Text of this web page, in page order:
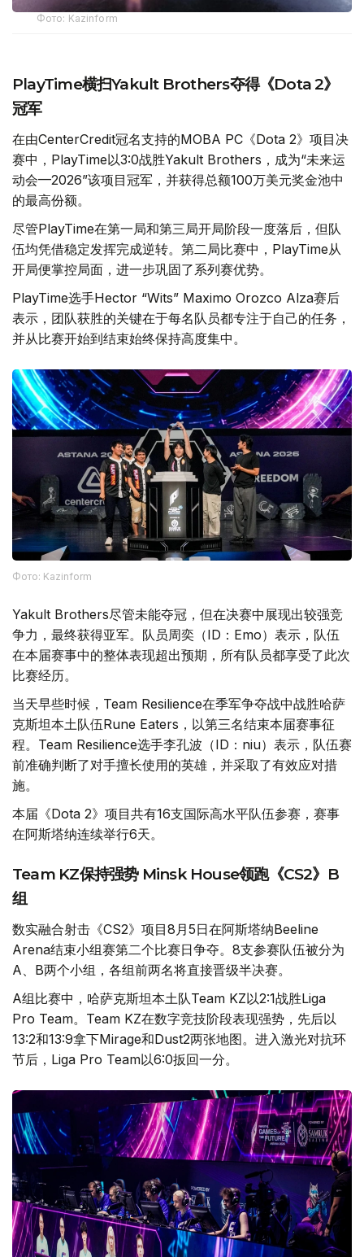
Фото: Kazinform
PlayTime横扫Yakult Brothers夺得《Dota 2》
冠军
在由CenterCredit冠名支持的MOBA PC《Dota 2》项目决
赛中，PlayTime以3:0战胜Yakult Brothers，成为“未来运
动会—2026”该项目冠军，并获得总额100万美元奖金池中
的最高份额。
尽管PlayTime在第一局和第三局开局阶段一度落后，但队
伍均凭借稳定发挥完成逆转。第二局比赛中，PlayTime从
开局便掌控局面，进一步巩固了系列赛优势。
PlayTime选手Hector “Wits” Maximo Orozco Alza赛后
表示，团队获胜的关键在于每名队员都专注于自己的任务，
并从比赛开始到结束始终保持高度集中。
Фото: Kazinform
Yakult Brothers尽管未能夺冠，但在决赛中展现出较强竞
争力，最终获得亚军。队员周奕（ID：Emo）表示，队伍
在本届赛事中的整体表现超出预期，所有队员都享受了此次
比赛经历。
当天早些时候，Team Resilience在季军争夺战中战胜哈萨
克斯坦本土队伍Rune Eaters，以第三名结束本届赛事征
程。Team Resilience选手李孔波（ID：niu）表示，队伍赛
前准确判断了对手擅长使用的英雄，并采取了有效应对措
施。
本届《Dota 2》项目共有16支国际高水平队伍参赛，赛事
在阿斯塔纳连续举行6天。
Team KZ保持强势 Minsk House领跑《CS2》B
组
数实融合射击《CS2》项目8月5日在阿斯塔纳Beeline
Arena结束小组赛第二个比赛日争夺。8支参赛队伍被分为
A、B两个小组，各组前两名将直接晋级半决赛。
A组比赛中，哈萨克斯坦本土队Team KZ以2:1战胜Liga
Pro Team。Team KZ在数字竞技阶段表现强势，先后以
13:2和13:9拿下Mirage和Dust2两张地图。进入激光对抗环
节后，Liga Pro Team以6:0扳回一分。